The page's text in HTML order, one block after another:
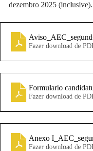
dezembro 2025 (inclusive).
Fazer download de
Formulario
Fazer download de
Anexo
Fazer download de